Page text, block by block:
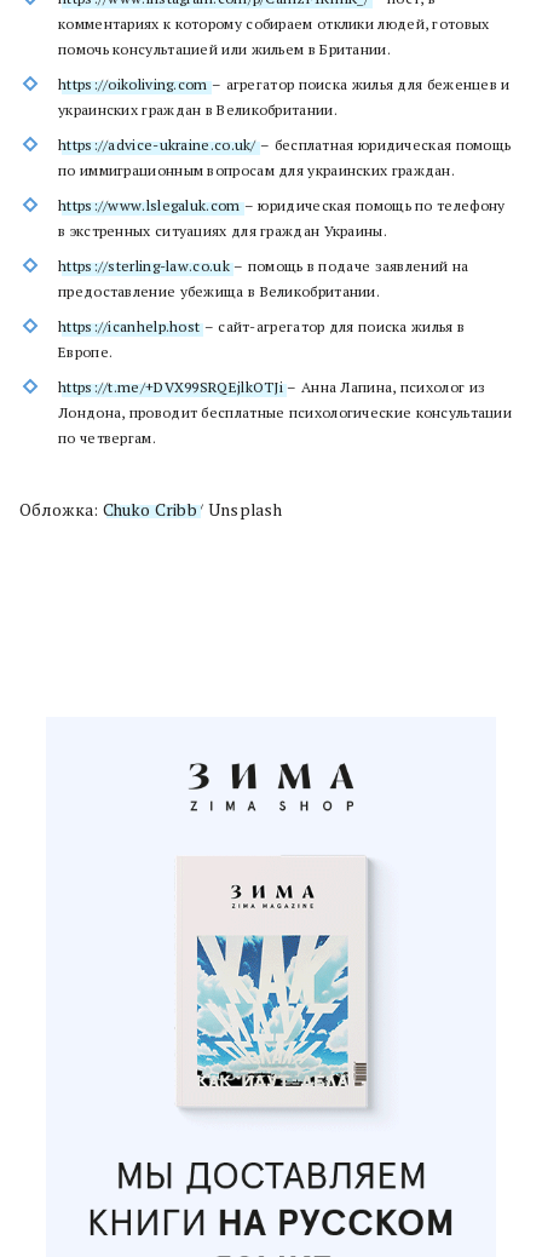
комментариях к которому собираем отклики людей, готовых
помочь консультацией или жильем в Британии.
https://oikoliving.com– агрегатор поиска жилья для беженцев и
украинских граждан в Великобритании.
https://advice-ukraine.co.uk/– бесплатная юридическая помощь
по иммиграционным вопросам для украинских граждан.
https://www.lslegaluk.com– юридическая помощь по телефону
в экстренных ситуациях для граждан Украины.
https://sterling-law.co.uk– помощь в подаче заявлений на
предоставление убежища в Великобритании.
https://icanhelp.host– сайт-агрегатор для поиска жилья в
Европе.
https://t.me/+DVX99SRQEjlkOTJi– Анна Лапина, психолог из
Лондона, проводит бесплатные психологические консультации
по четвергам.
Обложка: Chuko Cribb/ Unsplash